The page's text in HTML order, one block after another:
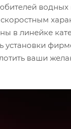
в линейке
установки
ваши